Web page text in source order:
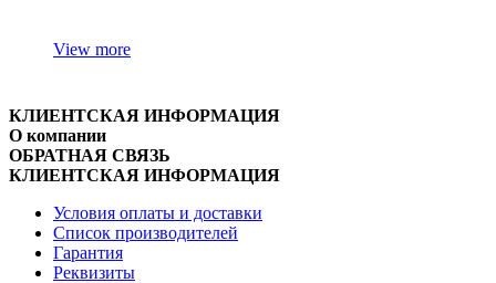
View more
КЛИЕНТСКАЯ ИНФОРМАЦИЯ
О компании
ОБРАТНАЯ СВЯЗЬ
КЛИЕНТСКАЯ ИНФОРМАЦИЯ
Условия оплаты и доставки
Список производителей
Гарантия
Реквизиты